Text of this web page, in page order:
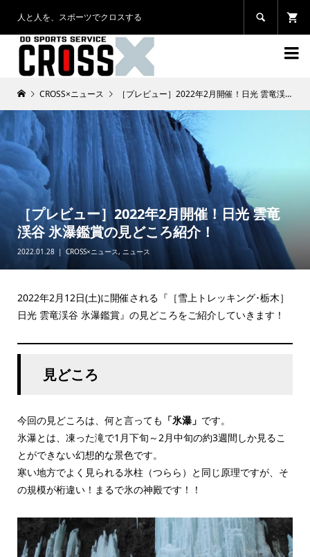
人と人を、スポーツでクロスする 

CROSS×ニュース ［プレビュー］2022年2月開催！日光 雲竜渓谷 氷瀑鑑賞の見どころ紹介！
［プレビュー］2022年2月開催！日光 雲竜
渓谷 氷瀑鑑賞の見どころ紹介！
2022.01.28 CROSS×ニュース, ニュース
2022年2月12日(土)に開催される『［雪上トレッキング･栃木］
日光 雲竜渓谷 氷瀑鑑賞』の見どころをご紹介していきます！
見どころ
今回の見どころは、何と言っても 「氷瀑」 です。
氷瀑とは、凍った滝で1月下旬～2月中旬の約3週間しか見るこ
とができない幻想的な景色です。
寒い地方でよく見られる氷柱（つらら）と同じ原理ですが、そ
の規模が桁違い！まるで氷の神殿です！！